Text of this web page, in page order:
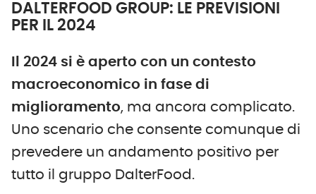
DALTERFOOD GROUP: LE PREVISIONI
PER IL 2024
Il 2024 si è aperto con un contesto
macroeconomico in fase di
miglioramento, ma ancora complicato.
Uno scenario che consente comunque di
prevedere un andamento positivo per
tutto il gruppo DalterFood.